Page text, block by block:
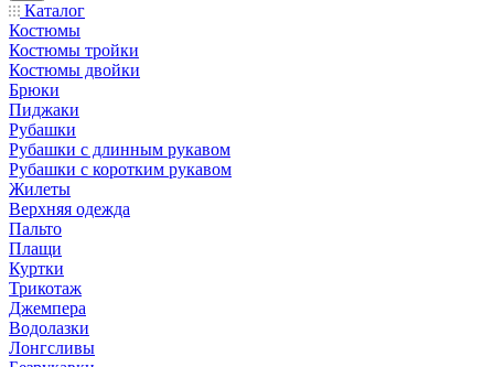
Каталог
Костюмы
Костюмы тройки
Костюмы двойки
Брюки
Пиджаки
Рубашки
Рубашки с длинным рукавом
Рубашки с коротким рукавом
Жилеты
Верхняя одежда
Пальто
Плащи
Куртки
Трикотаж
Джемпера
Водолазки
Лонгсливы